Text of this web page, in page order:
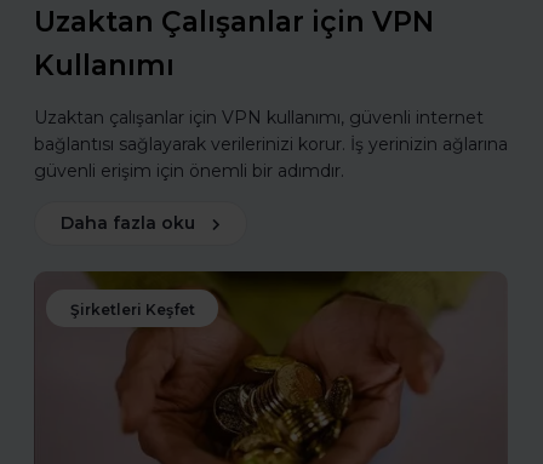
Uzaktan Çalışanlar için VPN
Kullanımı
Uzaktan çalışanlar için VPN kullanımı, güvenli internet
bağlantısı sağlayarak verilerinizi korur. İş yerinizin ağlarına
güvenli erişim için önemli bir adımdır.
Daha fazla oku
Şirketleri Keşfet